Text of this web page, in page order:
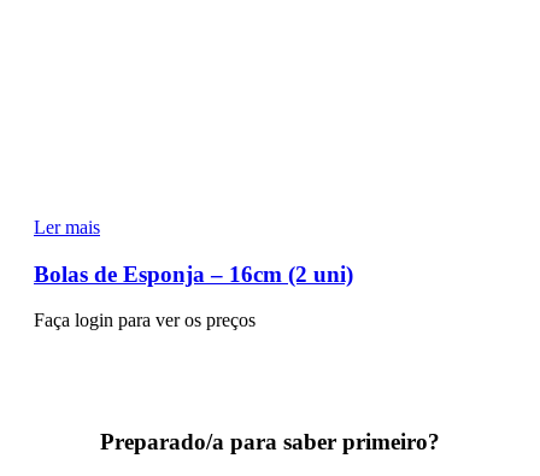
Ler mais
Bolas de Esponja – 16cm (2 uni)
Faça login para ver os preços
Preparado/a para saber primeiro?